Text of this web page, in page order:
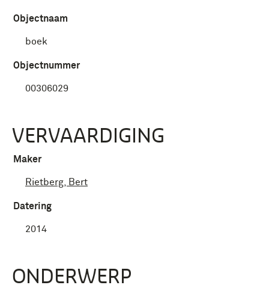
Objectnaam
boek
Objectnummer
00306029
VERVAARDIGING
Maker
Rietberg, Bert
Datering
2014
ONDERWERP